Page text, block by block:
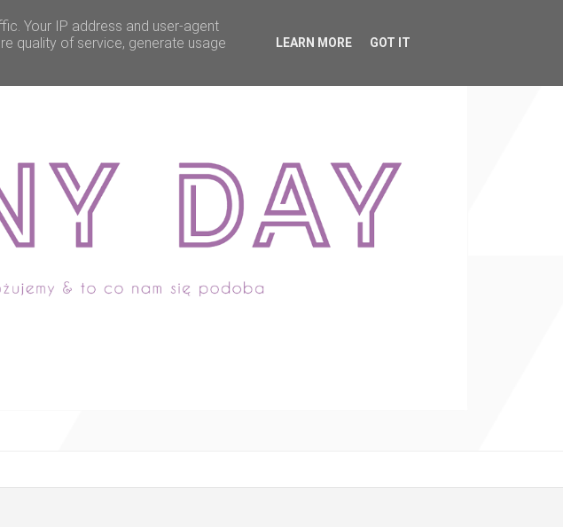
Your IP address and user-agent
quality of service, generate usage
LEARN MORE GOT IT